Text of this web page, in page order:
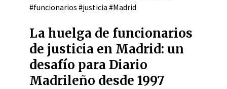
#funcionarios #justicia #Madrid
La huelga de funcionarios
de justicia en Madrid: un
desafío para Diario
Madrileño desde 1997